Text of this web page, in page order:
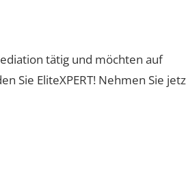
tätig und möchten auf
Sie EliteXPERT! Nehmen Sie